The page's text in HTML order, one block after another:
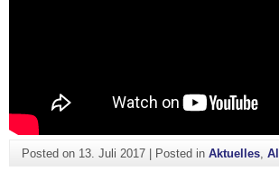
Posted on 13. Juli 2017| Posted in Aktuelles,